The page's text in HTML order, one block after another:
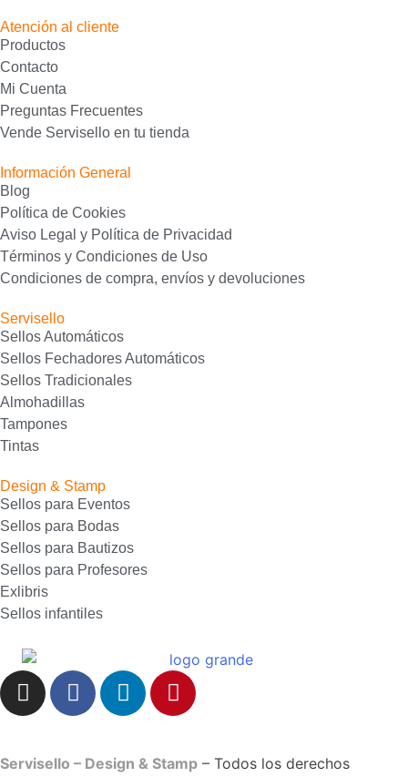
Atención al cliente
Productos
Contacto
Mi Cuenta
Preguntas Frecuentes
Vende Servisello en tu tienda
Información General
Blog
Política de Cookies
Aviso Legal y Política de Privacidad
Términos y Condiciones de Uso
Condiciones de compra, envíos y devoluciones
Servisello
Sellos Automáticos
Sellos Fechadores Automáticos
Sellos Tradicionales
Almohadillas
Tampones
Tintas
Design & Stamp
Sellos para Eventos
Sellos para Bodas
Sellos para Bautizos
Sellos para Profesores
Exlibris
Sellos infantiles
Servisello – Design & Stamp – Todos los derechos